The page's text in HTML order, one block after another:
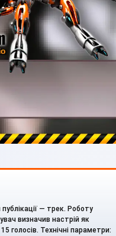
публікації — трек. Роботу
визначив настрій як
голосів. Технічні параметри: